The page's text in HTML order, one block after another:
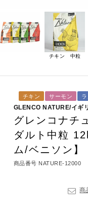
チキン 中粒
チキン サーモン
GLENCO NATURE/イギ
グレンコナチ
ダルト中粒
ム/ベニソン】
商品番号 NATURE-12000
商